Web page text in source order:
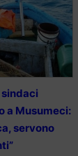
sindaci
a Musumeci:
servono